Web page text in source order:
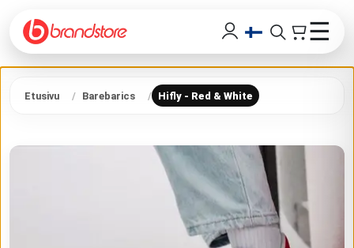
☰
Etusivu Barebarics Hifly - Red & White